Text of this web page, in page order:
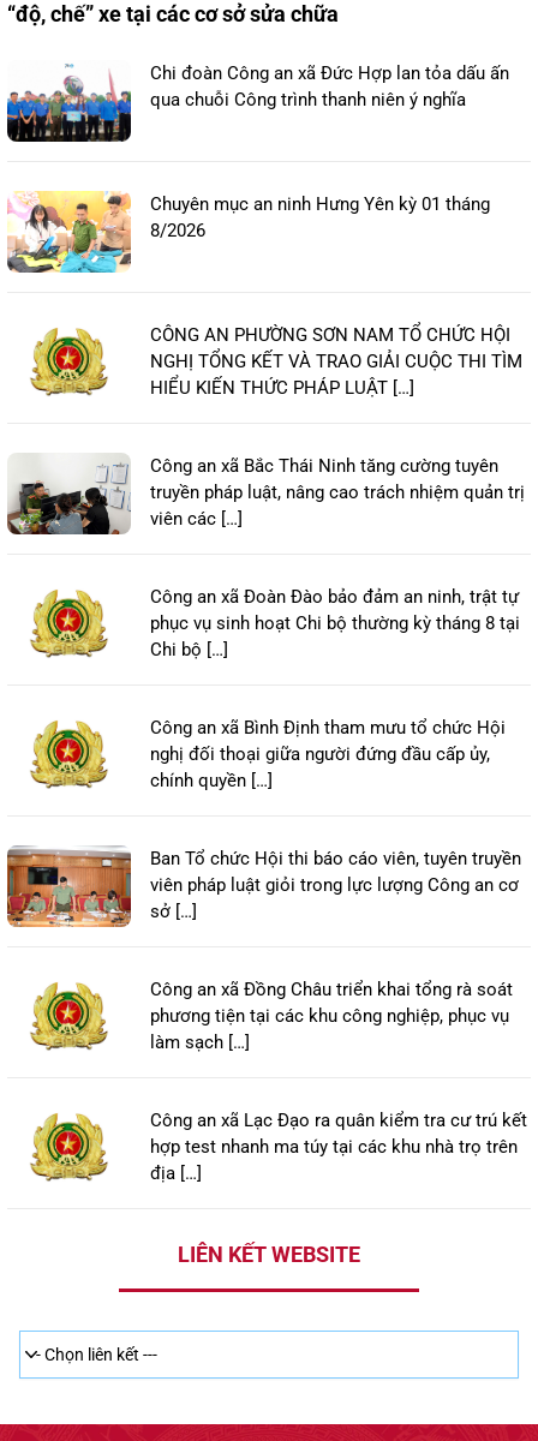
“độ, chế” xe tại các cơ sở sửa chữa
Chi đoàn Công an xã Đức Hợp lan tỏa dấu ấn
qua chuỗi Công trình thanh niên ý nghĩa
Chuyên mục an ninh Hưng Yên kỳ 01 tháng
8/2026
CÔNG AN PHƯỜNG SƠN NAM TỔ CHỨC HỘI
NGHỊ TỔNG KẾT VÀ TRAO GIẢI CUỘC THI TÌM
HIỂU KIẾN THỨC PHÁP LUẬT […]
Công an xã Bắc Thái Ninh tăng cường tuyên
truyền pháp luật, nâng cao trách nhiệm quản trị
viên các […]
Công an xã Đoàn Đào bảo đảm an ninh, trật tự
phục vụ sinh hoạt Chi bộ thường kỳ tháng 8 tại
Chi bộ […]
Công an xã Bình Định tham mưu tổ chức Hội
nghị đối thoại giữa người đứng đầu cấp ủy,
chính quyền […]
Ban Tổ chức Hội thi báo cáo viên, tuyên truyền
viên pháp luật giỏi trong lực lượng Công an cơ
sở […]
Công an xã Đồng Châu triển khai tổng rà soát
phương tiện tại các khu công nghiệp, phục vụ
làm sạch […]
Công an xã Lạc Đạo ra quân kiểm tra cư trú kết
hợp test nhanh ma túy tại các khu nhà trọ trên
địa […]
LIÊN KẾT WEBSITE